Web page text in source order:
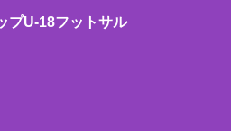
プU-18フットサル